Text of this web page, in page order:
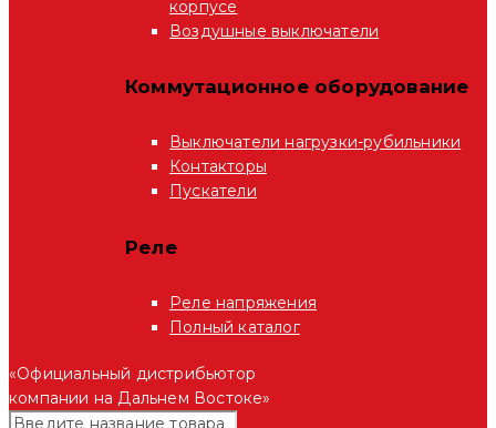
корпусе
Воздушные выключатели
Коммутационное оборудование
Выключатели нагрузки-рубильники
Контакторы
Пускатели
Реле
Реле напряжения
Полный каталог
«Официальный дистрибьютор
компании на Дальнем Востоке»